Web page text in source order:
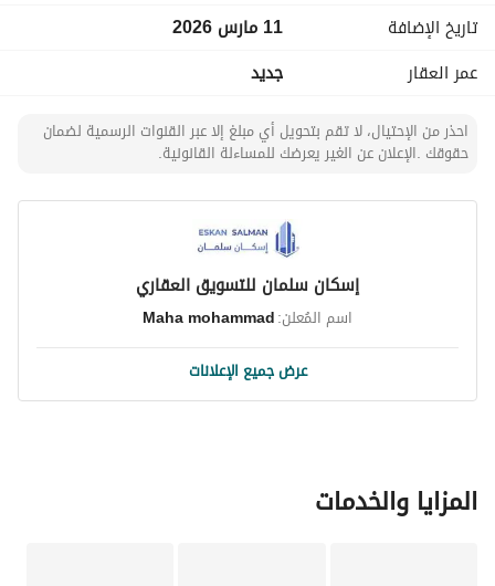
تاريخ الإضافة
11 مارس 2026
عمر العقار
جديد
احذر من الإحتيال، لا تقم بتحويل أي مبلغ إلا عبر القنوات الرسمية لضمان
حقوقك .الإعلان عن الغير يعرضك للمساءلة القانونية.
إسكان سلمان للتسويق العقاري
اسم المُعلن:Maha mohammad
عرض جميع الإعلانات
المزايا والخدمات